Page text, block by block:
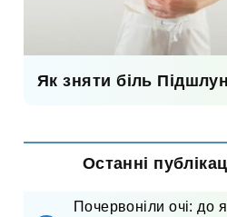
Як зняти біль
Останні
Почервоніли очі: до